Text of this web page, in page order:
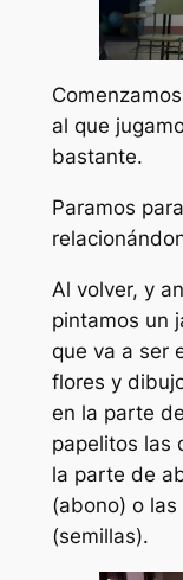
al que
bastante.
Paramos
Al volver, y
pintamos un
que va a ser
flores y
en la parte
papelitos las
la parte de
(abono) o
(semillas).